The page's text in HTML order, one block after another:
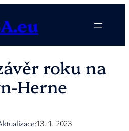
roku na
Herne
13. 1. 2023